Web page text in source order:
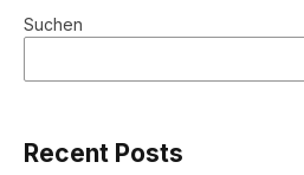
Suchen
Recent Posts